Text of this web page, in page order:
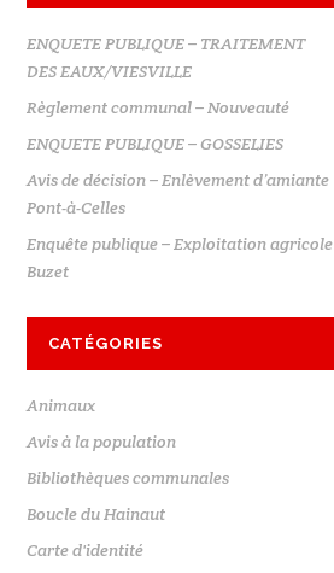
ENQUETE PUBLIQUE – TRAITEMENT
DES EAUX/VIESVILLE
Règlement communal – Nouveauté
ENQUETE PUBLIQUE – GOSSELIES
Avis de décision – Enlèvement d’amiante
Pont-à-Celles
Enquête publique – Exploitation agricole
Buzet
CATÉGORIES
Animaux
Avis à la population
Bibliothèques communales
Boucle du Hainaut
Carte d'identité